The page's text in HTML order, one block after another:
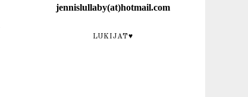
jennislullaby(at)hotmail.com
LUKIJAT♥